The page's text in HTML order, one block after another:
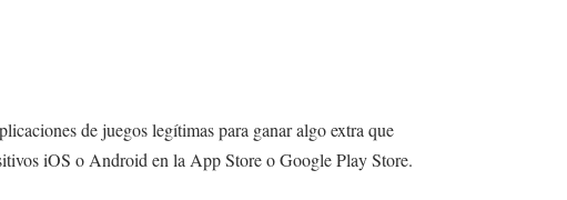
de juegos legítimas para ganar algo extra que
iOS o Android en la App Store o Google Play Store.